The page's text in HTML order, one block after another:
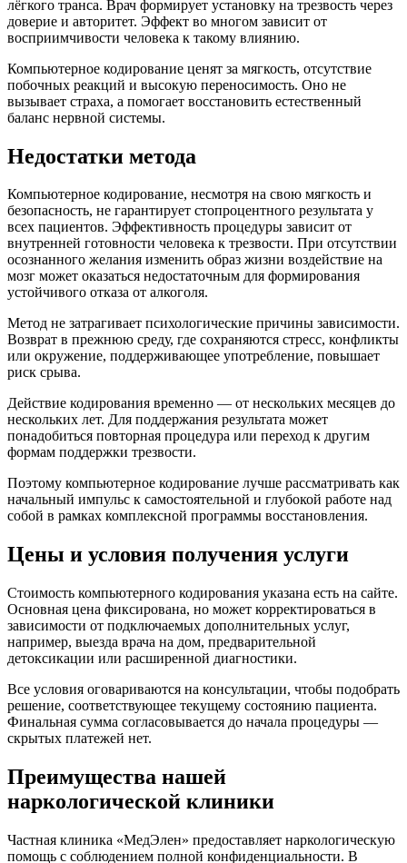
лёгкого транса. Врач формирует установку на трезвость через
доверие и авторитет. Эффект во многом зависит от
восприимчивости человека к такому влиянию.
Компьютерное кодирование ценят за мягкость, отсутствие
побочных реакций и высокую переносимость. Оно не
вызывает страха, а помогает восстановить естественный
баланс нервной системы.
Недостатки метода
Компьютерное кодирование, несмотря на свою мягкость и
безопасность, не гарантирует стопроцентного результата у
всех пациентов. Эффективность процедуры зависит от
внутренней готовности человека к трезвости. При отсутствии
осознанного желания изменить образ жизни воздействие на
мозг может оказаться недостаточным для формирования
устойчивого отказа от алкоголя.
Метод не затрагивает психологические причины зависимости.
Возврат в прежнюю среду, где сохраняются стресс, конфликты
или окружение, поддерживающее употребление, повышает
риск срыва.
Действие кодирования временно — от нескольких месяцев до
нескольких лет. Для поддержания результата может
понадобиться повторная процедура или переход к другим
формам поддержки трезвости.
Поэтому компьютерное кодирование лучше рассматривать как
начальный импульс к самостоятельной и глубокой работе над
собой в рамках комплексной программы восстановления.
Цены и условия получения услуги
Стоимость компьютерного кодирования указана есть на сайте.
Основная цена фиксирована, но может корректироваться в
зависимости от подключаемых дополнительных услуг,
например, выезда врача на дом, предварительной
детоксикации или расширенной диагностики.
Все условия оговариваются на консультации, чтобы подобрать
решение, соответствующее текущему состоянию пациента.
Финальная сумма согласовывается до начала процедуры —
скрытых платежей нет.
Преимущества нашей
наркологической клиники
Частная клиника «МедЭлен» предоставляет наркологическую
помощь с соблюдением полной конфиденциальности. В